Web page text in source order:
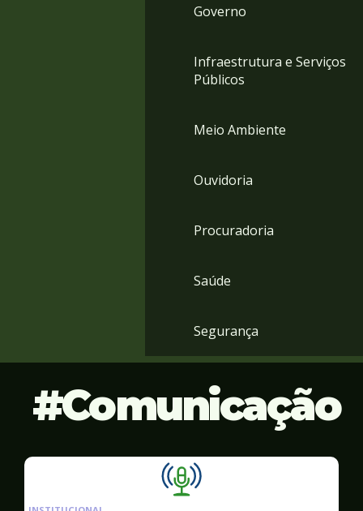
Governo
Infraestrutura e Serviços
Públicos
Meio Ambiente
Ouvidoria
Procuradoria
Saúde
Segurança
Comunicação
Ilustração